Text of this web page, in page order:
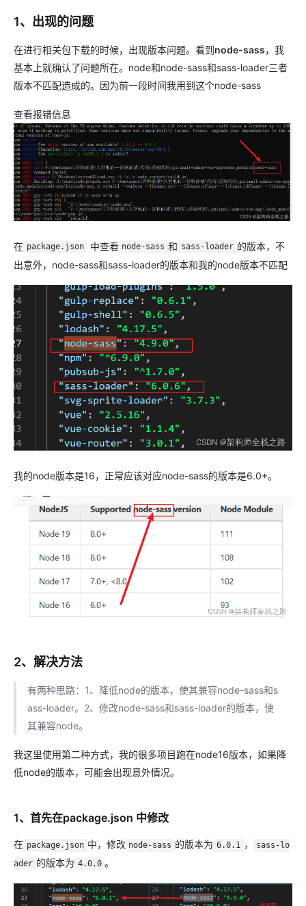
1、出现的问题
在进行相关包下载的时候，出现版本问题。看到node-sass，我
基本上就确认了问题所在。node和node-sass和sass-loader三者
版本不匹配造成的。因为前一段时间我用到这个node-sass
查看报错信息
在 package.json 中查看 node-sass 和 sass-loader 的版本，不
出意外，node-sass和sass-loader的版本和我的node版本不匹配
我的node版本是16，正常应该对应node-sass的版本是6.0+。
2、解决方法
有两种思路：1、降低node的版本，使其兼容node-sass和s
ass-loader。2、修改node-sass和sass-loader的版本，使
其兼容node。
我这里使用第二种方式，我的很多项目跑在node16版本，如果降
低node的版本，可能会出现意外情况。
1、首先在package.json 中修改
在 package.json 中，修改 node-sass 的版本为 6.0.1 ，
sass-lo
ader 的版本为 4.0.0 。